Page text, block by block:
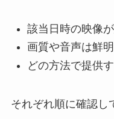
該当日時の映像
画質や音声は鮮
どの方法で提供
それぞれ順に確認し